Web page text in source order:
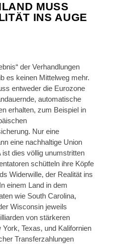
MUSS
INS AUGE
der Verhandlungen
es keinen Mittelweg mehr.
entweder die Eurozone
automatische
erhalten, zum Beispiel in
Nur eine
eine nachhaltige Union
ist dies völlig unumstritten
schütteln ihre Köpfe
Widerwille, der Realität ins
einem Land in dem
wie South Carolina,
Wisconsin jeweils
von stärkeren
York, Texas, und Kalifornien
Transferzahlungen